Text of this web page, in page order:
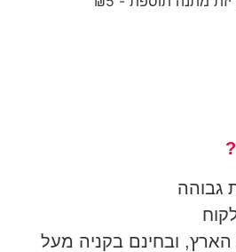
גבוהה
ובחינם בקניה מעל